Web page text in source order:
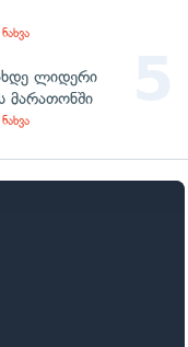
ნახვა
ლიდერი
მარათონში
ნახვა